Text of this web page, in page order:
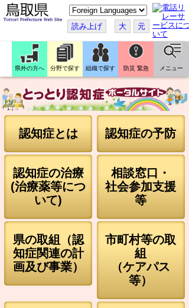
こ
の
ペ
ー
ジ
翻
訳
す
る
読み上げ 大 元
県外の方へ 分野で探す 組織で探す 防災 緊急 メニュー
認知症とは 認知症の予防
認知症の治療
(治療薬等につ
いて)
相談窓口・
社会参加支援
等
県の取組（認
知症関連の計
画及び事業）
市町村等の取
組
（ケアパス
等）